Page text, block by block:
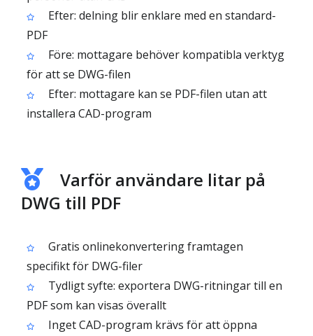
Efter: delning blir enklare med en standard-
PDF
Före: mottagare behöver kompatibla verktyg
för att se DWG-filen
Efter: mottagare kan se PDF-filen utan att
installera CAD-program
Varför användare litar på
DWG till PDF
Gratis onlinekonvertering framtagen
specifikt för DWG-filer
Tydligt syfte: exportera DWG-ritningar till en
PDF som kan visas överallt
Inget CAD-program krävs för att öppna